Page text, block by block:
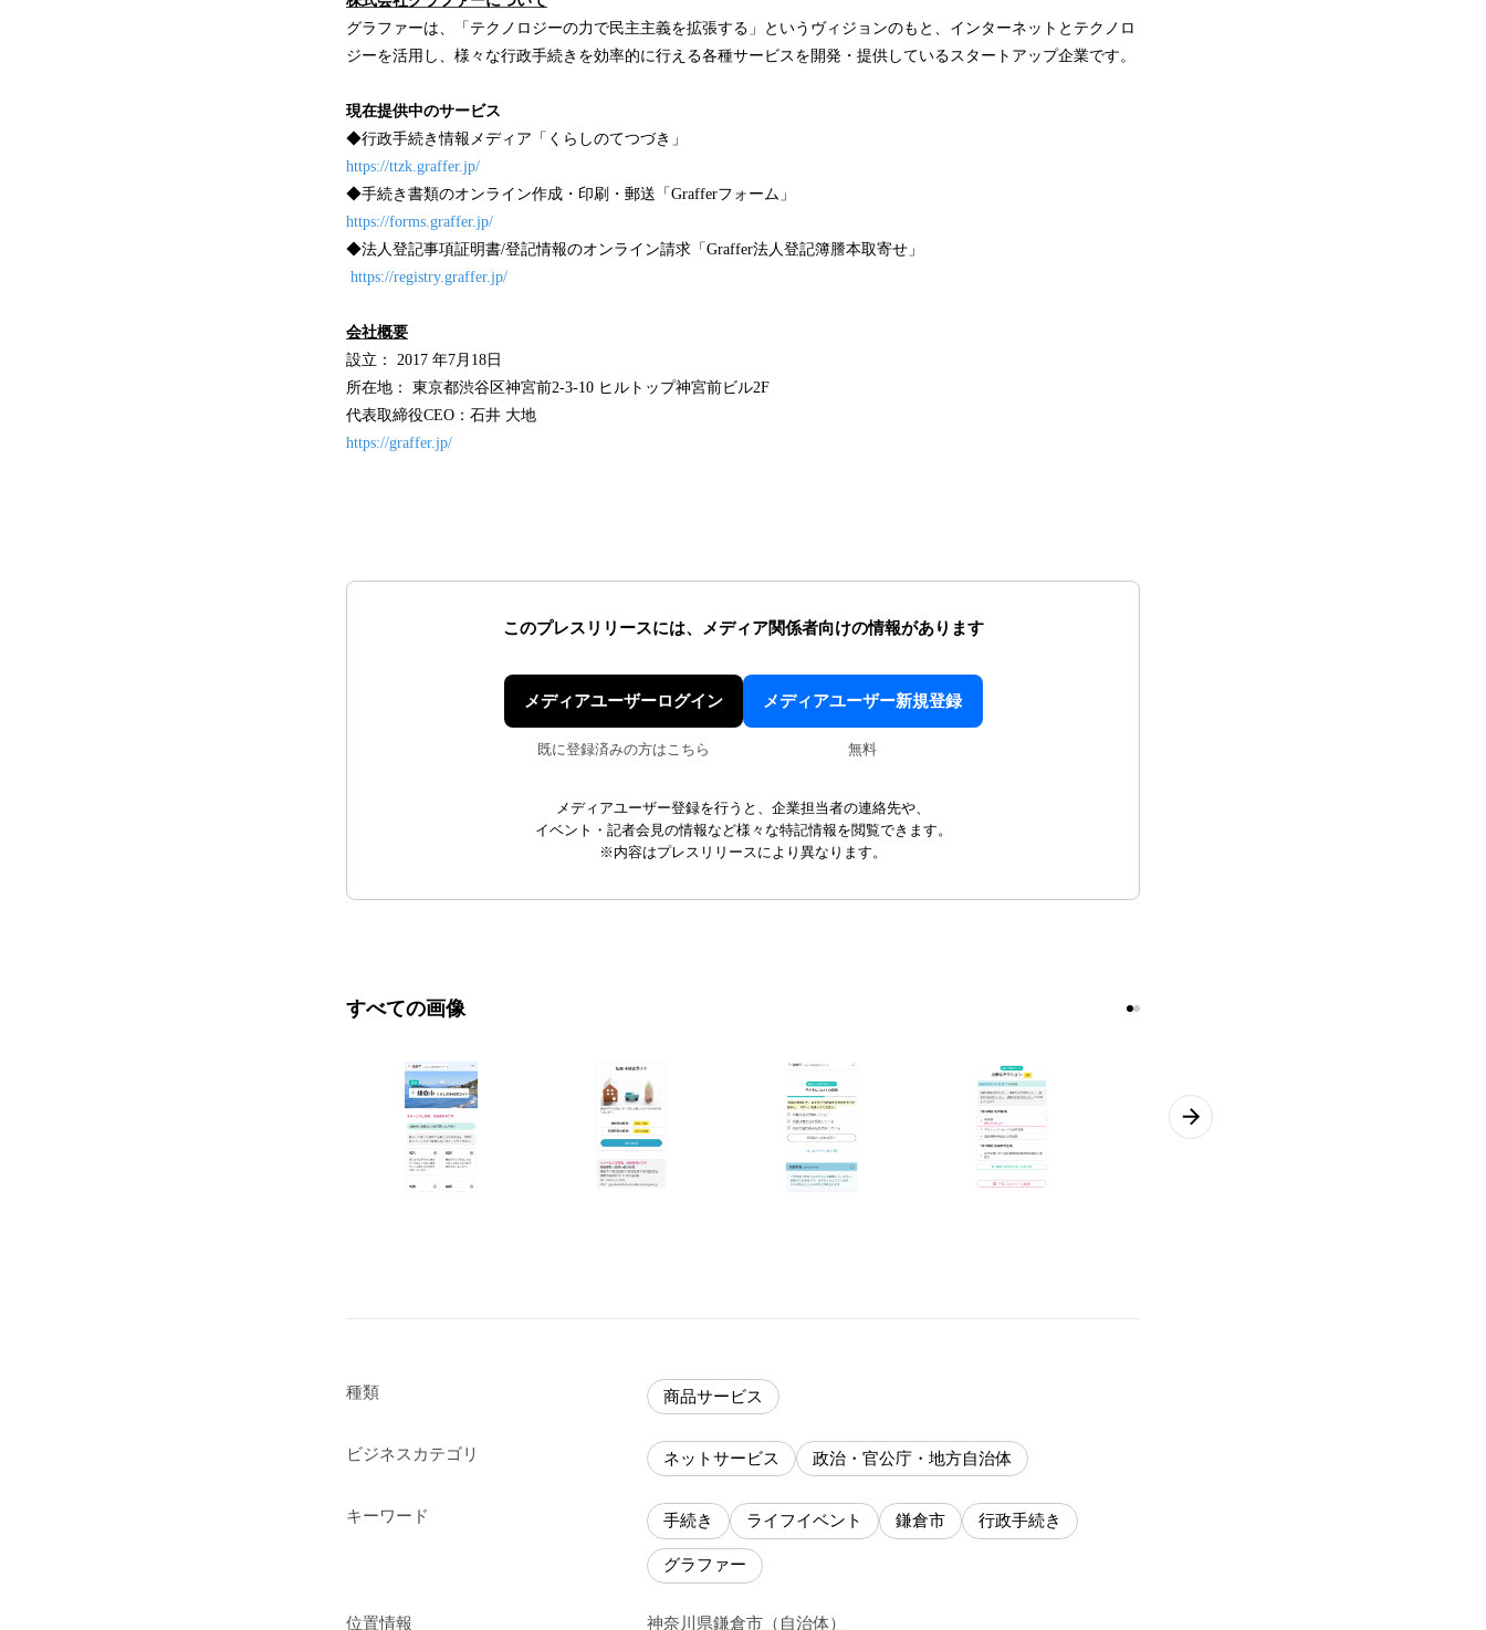
グラファーは、「テクノロジーの力で民主主義を拡張する」というヴィジョンのもと、インターネットとテクノロ
ジーを活用し、様々な行政手続きを効率的に行える各種サービスを開発・提供しているスタートアップ企業です。
現在提供中のサービス
◆行政手続き情報メディア「くらしのてつづき」
https://ttzk.graffer.jp/
◆手続き書類のオンライン作成・印刷・郵送「Grafferフォーム」
https://forms.graffer.jp/
◆法人登記事項証明書/登記情報のオンライン請求「Graffer法人登記簿謄本取寄せ」
https://registry.graffer.jp/
会社概要
設立： 2017 年7月18日
所在地： 東京都渋谷区神宮前2-3-10 ヒルトップ神宮前ビル2F
代表取締役CEO：石井 大地
https://graffer.jp/
このプレスリリースには、 メディア関係者向けの情報があります
メディアユーザーログイン
既に登録済みの方はこちら
メディアユーザー新規登録
無料
メディアユーザー登録を行うと、企業担当者の連絡先や、
イベント・記者会見の情報など様々な特記情報を閲覧できます。
※内容はプレスリリースにより異なります。
すべての画像
種類 商品サービス
ビジネスカテゴリ ネットサービス 政治・官公庁・地方自治体
キーワード 手続き ライフイベント 鎌倉市 行政手続き
グラファー
位置情報 神奈川県鎌倉市 （ 自治体）